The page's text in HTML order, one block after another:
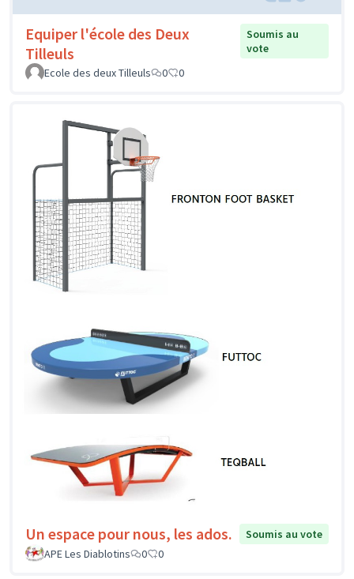
Equiper l'école des Deux
Tilleuls
Soumis au
vote
Ecole des deux Tilleuls
0 0
Un espace pour nous, les ados.
Soumis au vote
APE Les Diablotins
0 0